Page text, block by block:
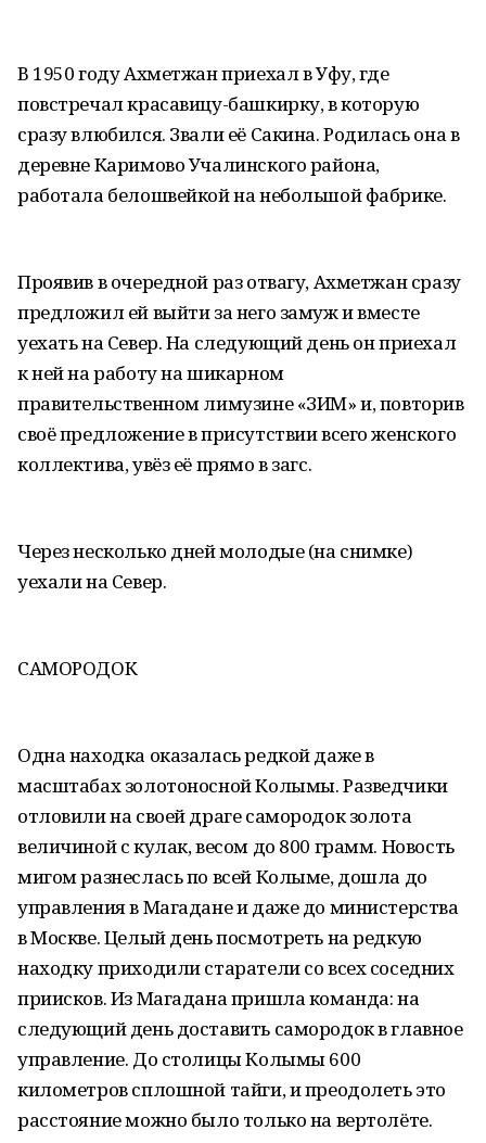
В 1950 году Ахметжан приехал в Уфу, где
повстречал красавицу-башкирку, в которую
сразу влюбился. Звали её Сакина. Родилась она в
деревне Каримово Учалинского района,
работала белошвейкой на небольшой фабрике.
Проявив в очередной раз отвагу, Ахметжан сразу
предложил ей выйти за него замуж и вместе
уехать на Север. На следующий день он приехал
к ней на работу на шикарном
правительственном лимузине «ЗИМ» и, повторив
своё предложение в присутствии всего женского
коллектива, увёз её прямо в загс.
Через несколько дней молодые (на снимке)
уехали на Север.
САМОРОДОК
Одна находка оказалась редкой даже в
масштабах золотоносной Колымы. Разведчики
отловили на своей драге самородок золота
величиной с кулак, весом до 800 грамм. Новость
мигом разнеслась по всей Колыме, дошла до
управления в Магадане и даже до министерства
в Москве. Целый день посмотреть на редкую
находку приходили старатели со всех соседних
приисков. Из Магадана пришла команда: на
следующий день доставить самородок в главное
управление. До столицы Колымы 600
километров сплошной тайги, и преодолеть это
расстояние можно было только на вертолёте.